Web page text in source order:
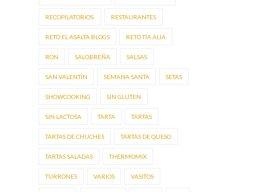
RECOPILATORIOS. RESTAURANTES
RETO EL ASALTA BLOGS RETO TÍA ALIA
RON SALOBREÑA SALSAS
SAN VALENTÍN SEMANA SANTA SETAS
SHOWCOOKING SIN GLUTEN
SIN LACTOSA TARTA TARTAS
TARTAS DE CHUCHES TARTAS DE QUESO
TARTAS SALADAS THERMOMIX
TURRONES VARIOS VASITOS